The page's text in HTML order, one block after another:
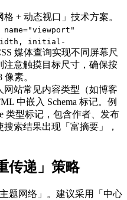
+ 动态视口」技术方案。
name="viewport"
width, initial-
媒体查询实现不同屏幕尺
意触摸目标尺寸，确保按
素。
站常见内容类型（如博客
中嵌入 Schema 标记。例
类型标记，包含作者、发布
索结果出现「富摘要」，
传递」策略
题网络」。建议采用「中心